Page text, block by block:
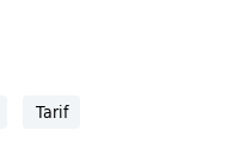
Tarif